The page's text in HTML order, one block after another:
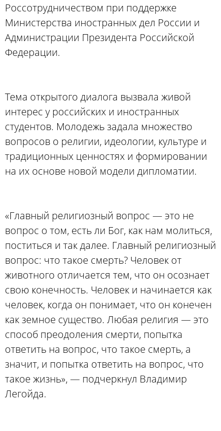
Россотрудничеством при поддержке
Министерства иностранных дел России и
Администрации Президента Российской
Федерации.
Тема открытого диалога вызвала живой
интерес у российских и иностранных
студентов. Молодежь задала множество
вопросов о религии, идеологии, культуре и
традиционных ценностях и формировании
на их основе новой модели дипломатии.
«Главный религиозный вопрос — это не
вопрос о том, есть ли Бог, как нам молиться,
поститься и так далее. Главный религиозный
вопрос: что такое смерть? Человек от
животного отличается тем, что он осознает
свою конечность. Человек и начинается как
человек, когда он понимает, что он конечен
как земное существо. Любая религия — это
способ преодоления смерти, попытка
ответить на вопрос, что такое смерть, а
значит, и попытка ответить на вопрос, что
такое жизнь», — подчеркнул Владимир
Легойда.